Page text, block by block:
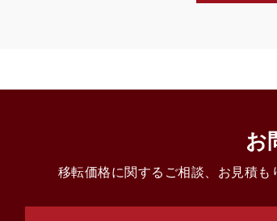
お
移転価格に関するご相談、お見積も